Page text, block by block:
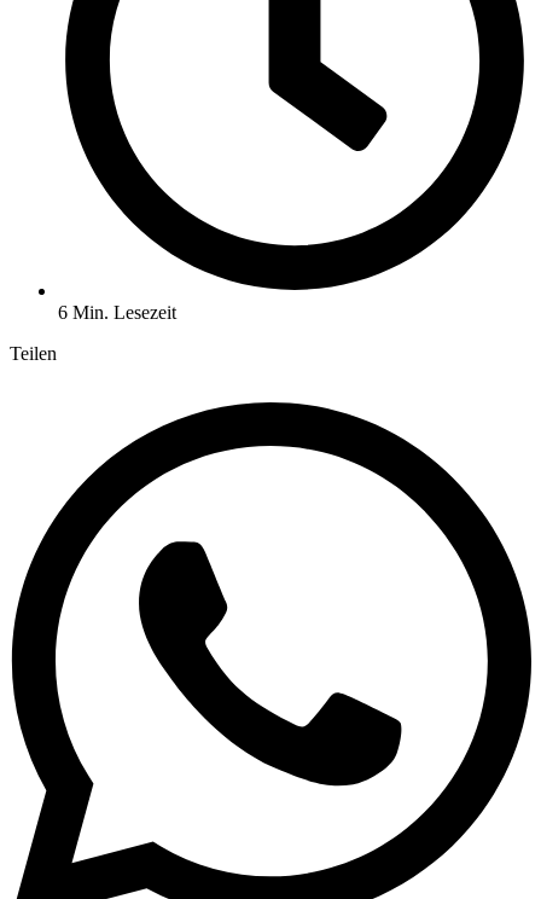
6 Min. Lesezeit
Teilen